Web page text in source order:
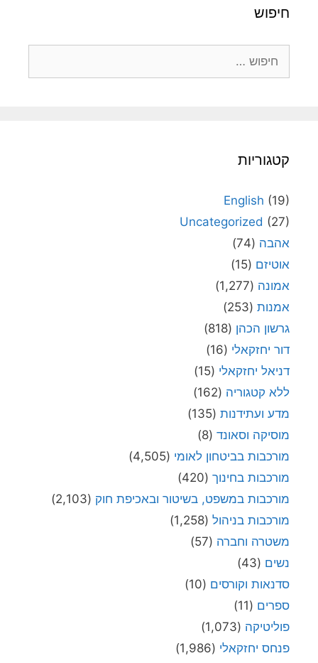
חיפוש
קטגוריות
English (19)
Uncategorized (27)
אהבה (74)
אוטיזם (15)
אמונה (1,277)
אמנות (253)
גרשון הכהן (818)
דור יחזקאלי (16)
דניאל יחזקאלי (15)
ללא קטגוריה (162)
מדע ועתידנות (135)
מוסיקה וסאונד (8)
מורכבות בביטחון לאומי (4,505)
מורכבות בחינוך (420)
מורכבות במשפט, בשיטור ובאכיפת חוק (2,103)
מורכבות בניהול (1,258)
משטרה וחברה (57)
נשים (43)
סדנאות וקורסים (10)
ספרים (11)
פוליטיקה (1,073)
פנחס יחזקאלי (1,986)